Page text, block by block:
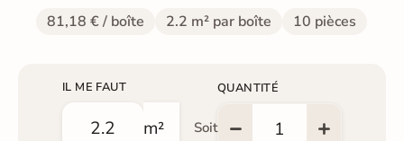
81,18 € / boîte 2.2 m² par boîte 10 pièces
IL ME FAUT
m² Soit
QUANTITÉ